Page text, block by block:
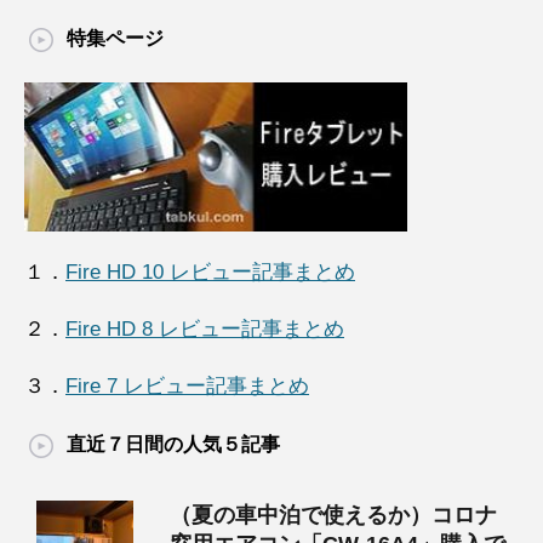
特集ページ
１． Fire HD 10 レビュー記事まとめ
２． Fire HD 8 レビュー記事まとめ
３． Fire 7 レビュー記事まとめ
直近７日間の人気５記事
（夏の車中泊で使えるか）コロナ